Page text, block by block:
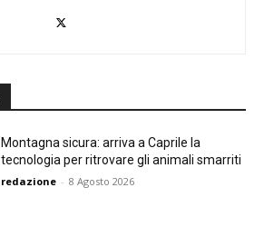
Montagna sicura: arriva a Caprile la
tecnologia per ritrovare gli animali smarriti
redazione - 8 Agosto 2026